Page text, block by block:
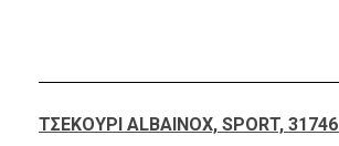
ΤΣΕΚΟΥΡΙ ALBAINOX, SPORT, 31746